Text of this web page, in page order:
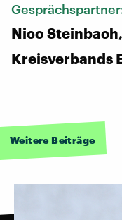
Nico
Kreisverbands
Weitere Beiträge